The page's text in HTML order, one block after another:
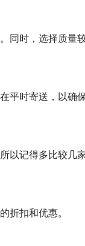
同时，选择质量
平时寄送，以确
以记得多比较几
折扣和优惠。